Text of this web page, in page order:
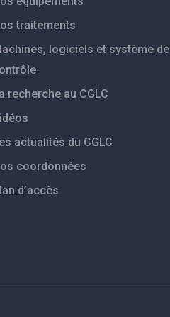
traitements
logiciels et système de
recherche au CGLC
actualités du CGLC
coordonnées
d’accès